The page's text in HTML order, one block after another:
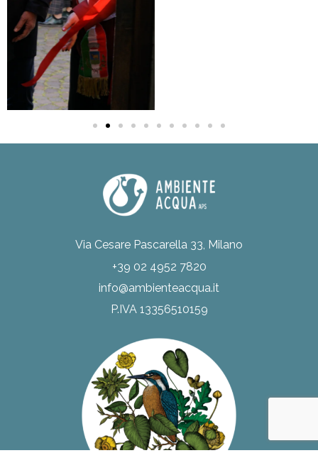
Via Cesare Pascarella 33, Milano
+39 02 4952 7820
info@ambienteacqua.it
P.IVA 13356510159